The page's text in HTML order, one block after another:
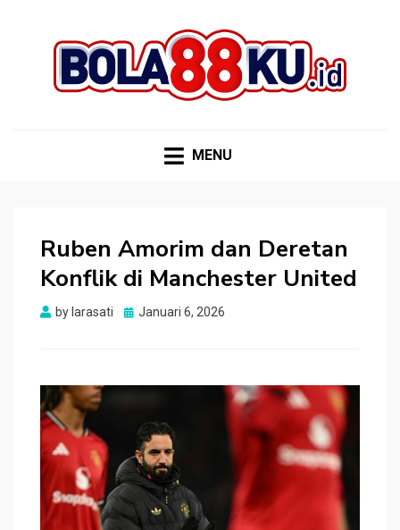
MENU
Ruben Amorim dan Deretan
Konflik di Manchester United
by larasati
Posted
Januari 6, 2026